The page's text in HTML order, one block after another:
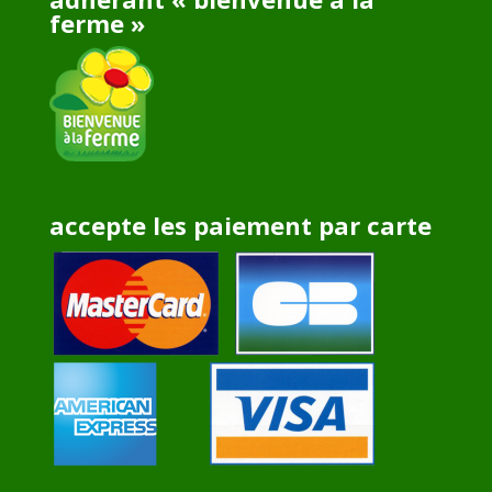
ferme »
accepte les paiement par carte